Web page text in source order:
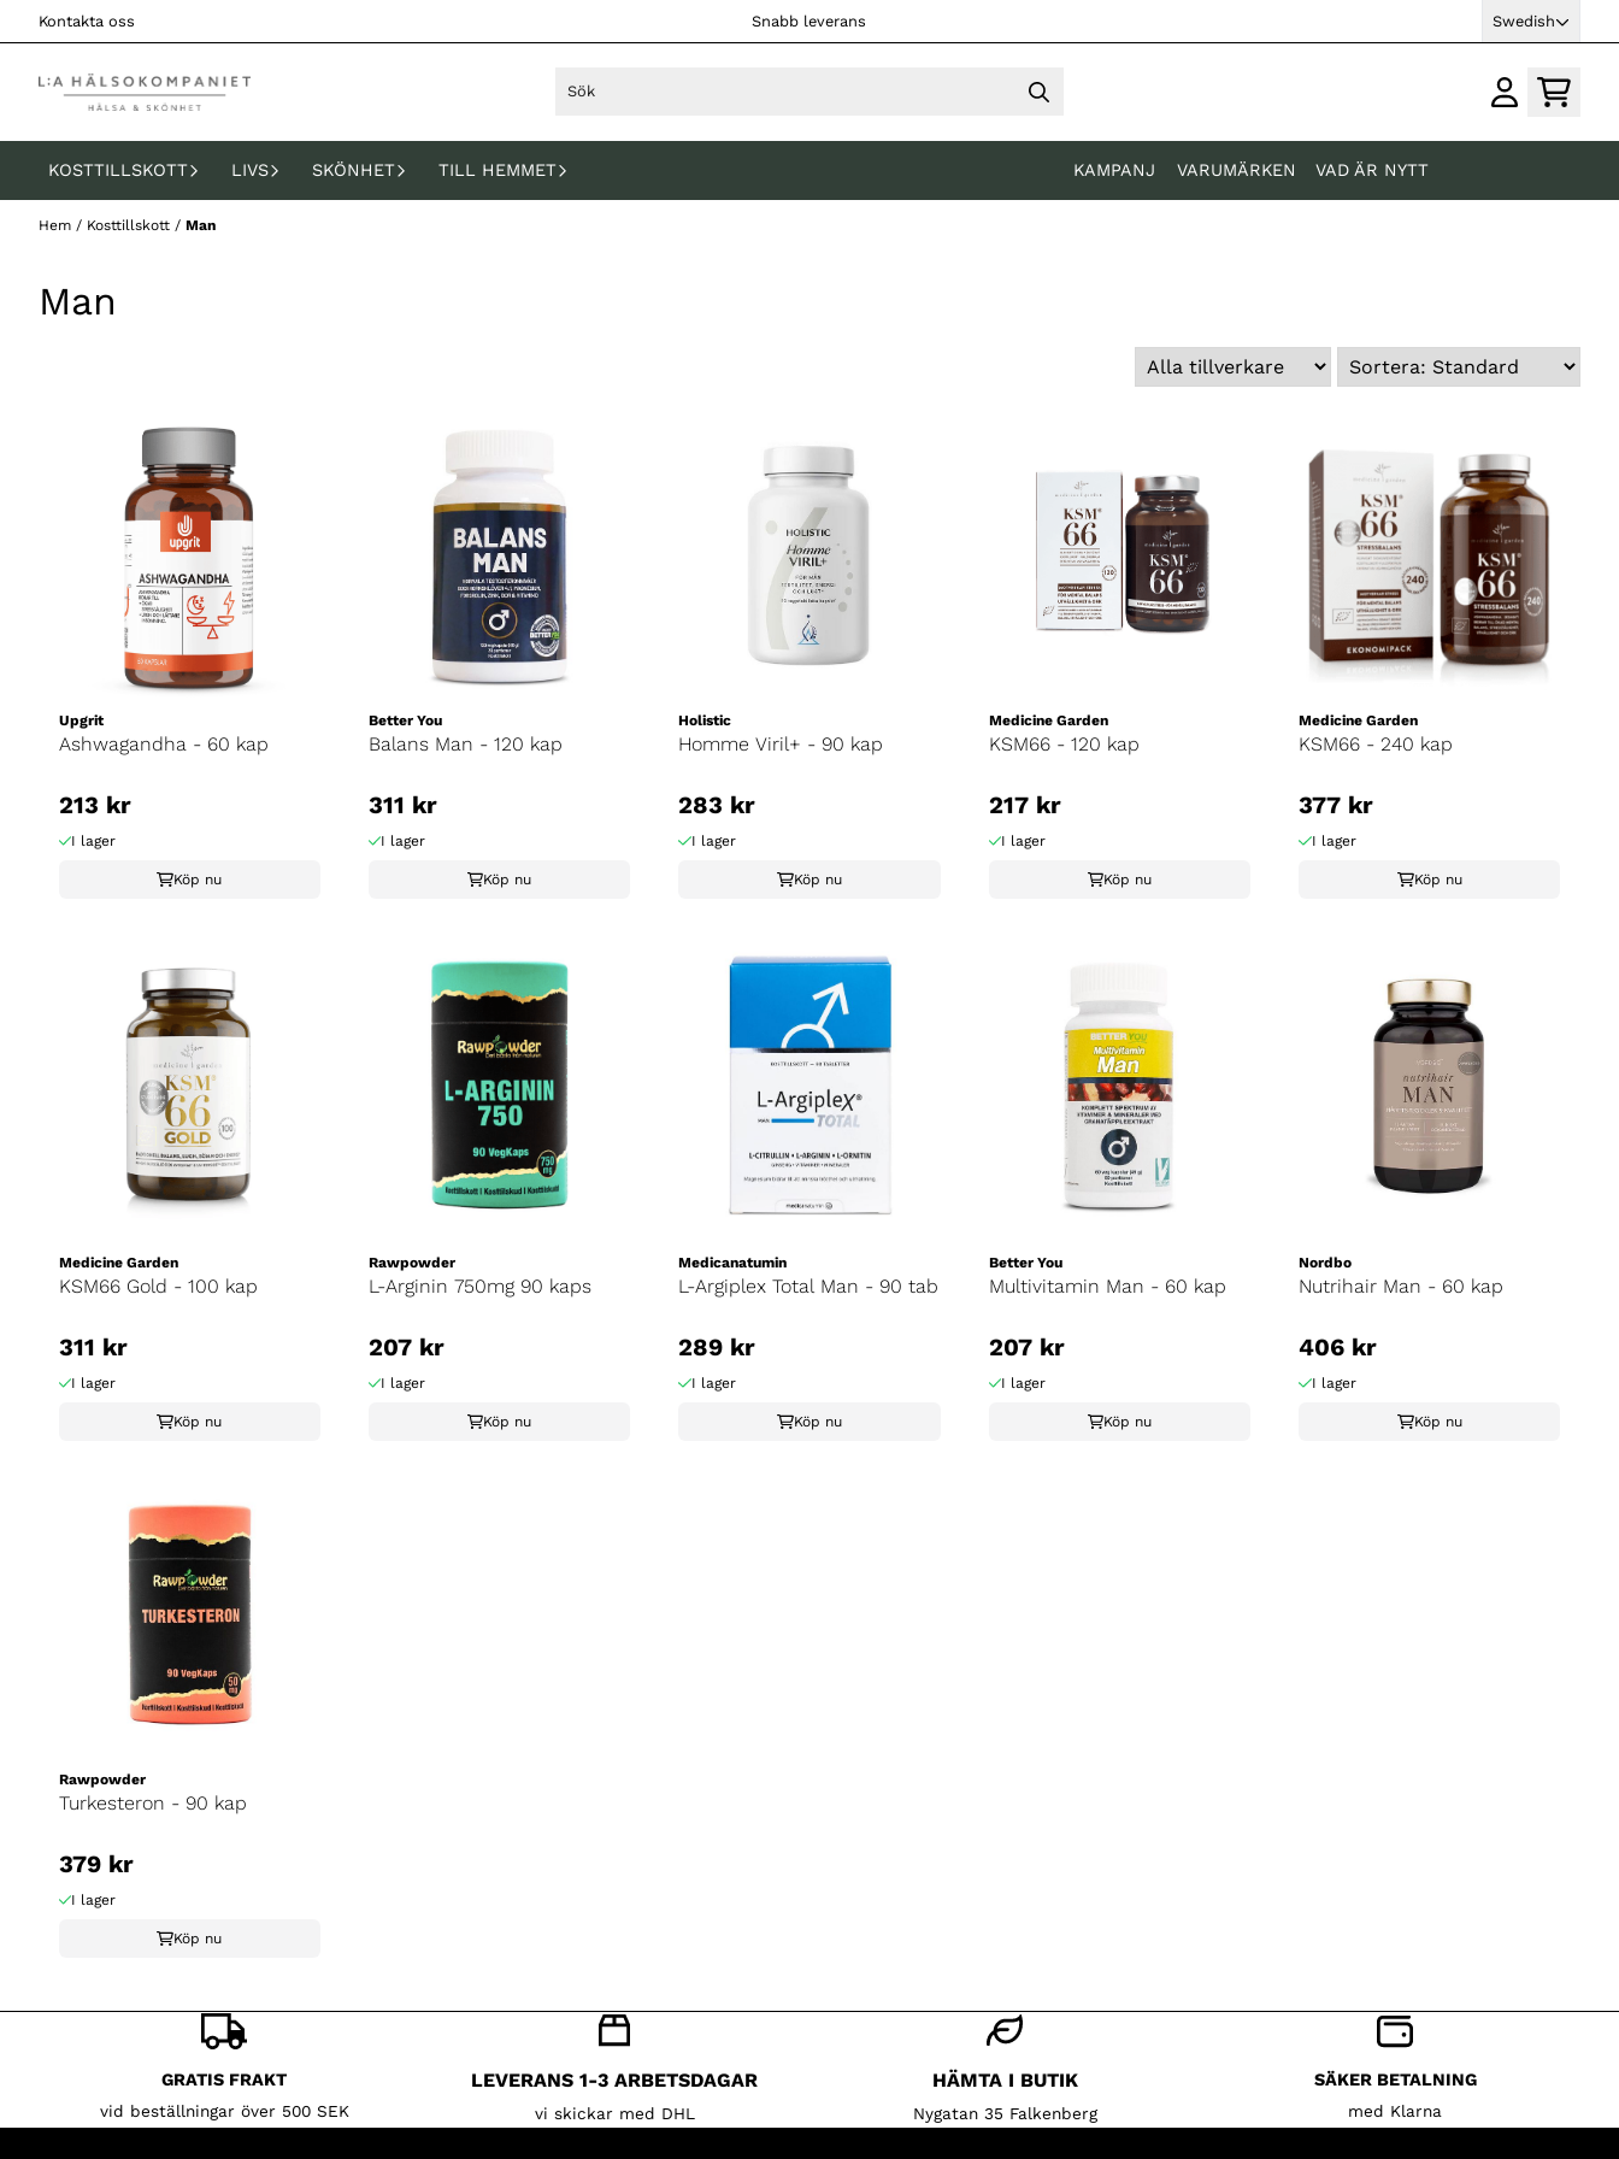
Hoppa till innehåll
Kontakta oss Snabb leverans Swedish
KOSTTILLSKOTT LIVS SKÖNHET TILL HEMMET KAMPANJ VARUMÄRKEN VAD ÄR NYTT
Hem / Kosttillskott / Man
Man
Upgrit
Ashwagandha - 60 kap
213 kr
I lager
Köp nu
Better You
Balans Man - 120 kap
311 kr
I lager
Köp nu
Holistic
Homme Viril+ - 90 kap
283 kr
I lager
Köp nu
Medicine Garden
KSM66 - 120 kap
217 kr
I lager
Köp nu
Medicine Garden
KSM66 - 240 kap
377 kr
I lager
Köp nu
Medicine Garden
KSM66 Gold - 100 kap
311 kr
I lager
Köp nu
Rawpowder
L-Arginin 750mg 90 kaps
207 kr
I lager
Köp nu
Medicanatumin
L-Argiplex Total Man - 90 tab
289 kr
I lager
Köp nu
Better You
Multivitamin Man - 60 kap
207 kr
I lager
Köp nu
Nordbo
Nutrihair Man - 60 kap
406 kr
I lager
Köp nu
Rawpowder
Turkesteron - 90 kap
379 kr
I lager
Köp nu
GRATIS FRAKT
vid beställningar över 500 SEK
LEVERANS 1-3 ARBETSDAGAR
vi skickar med DHL
HÄMTA I BUTIK
Nygatan 35 Falkenberg
SÄKER BETALNING
med Klarna